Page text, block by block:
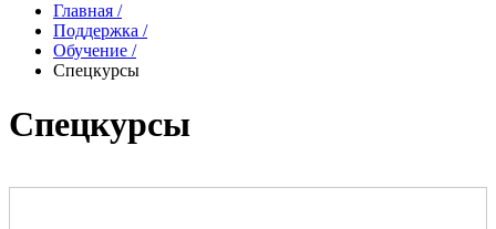
Главная /
Поддержка /
Обучение /
Спецкурсы
Спецкурсы